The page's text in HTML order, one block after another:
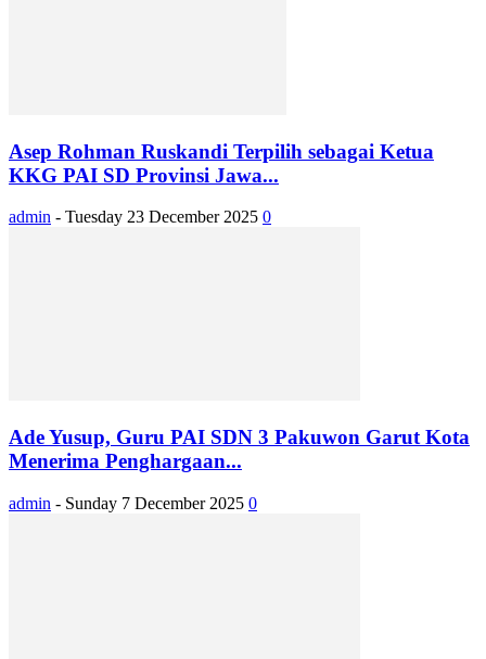
Asep Rohman Ruskandi Terpilih sebagai Ketua
KKG PAI SD Provinsi Jawa...
admin - Tuesday 23 December 2025 0
Ade Yusup, Guru PAI SDN 3 Pakuwon Garut Kota
Menerima Penghargaan...
admin - Sunday 7 December 2025 0